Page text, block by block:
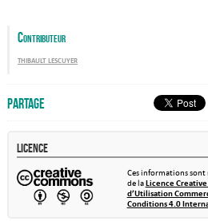
Contributeur
thibault lescuyer
Partage
Licence
Ces informations sont
de laLicence
d’Utilisation
Conditions 4.0